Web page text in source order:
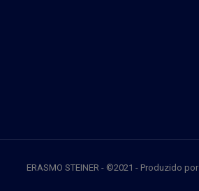
ERASMO STEINER - ©2021 - Produzido por